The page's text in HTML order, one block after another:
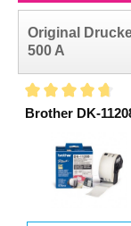
Original
500 A
Brother DK-